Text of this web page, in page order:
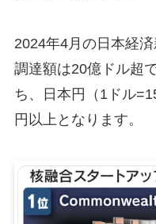
2024年4月の日本経
調達額は20億ドル超
ち、日本円（1ドル
円以上となります。